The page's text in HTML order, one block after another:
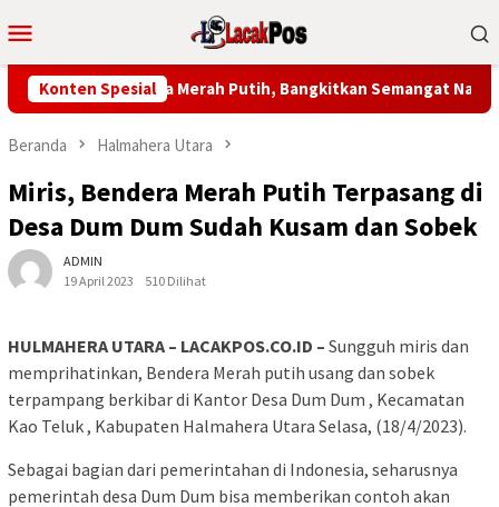
ke
Mobile
Konten Spesial
Bendera Merah Putih, Bangkitkan Semangat Nasionalisme
Beranda Halmahera Utara
Miris, Bendera Merah Putih Terpasang di
Desa Dum Dum Sudah Kusam dan Sobek
ADMIN
19 April 2023
510 Dilihat
HULMAHERA UTARA – LACAKPOS.CO.ID – Sungguh miris dan
memprihatinkan, Bendera Merah putih usang dan sobek
terpampang berkibar di Kantor Desa Dum Dum , Kecamatan
Kao Teluk , Kabupaten Halmahera Utara Selasa, (18/4/2023).
Sebagai bagian dari pemerintahan di Indonesia, seharusnya
pemerintah desa Dum Dum bisa memberikan contoh akan